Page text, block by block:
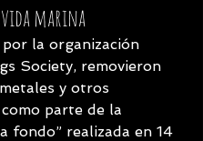
vida marina
la organización
Society, removieron
y otros
parte de la
fondo” realizada en 14